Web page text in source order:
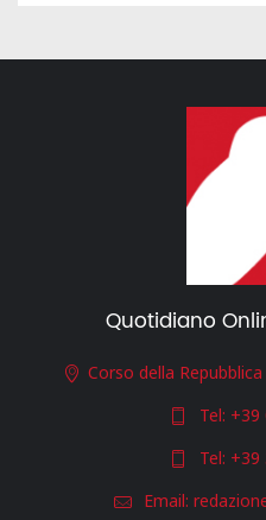
Quotidiano
Corso della
Tel: +39
Tel: +39
Email: